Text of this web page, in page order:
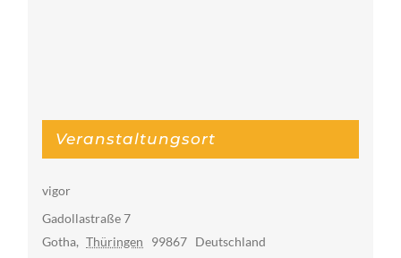
Veranstaltungsort
vigor
Gadollastraße 7
Gotha, Thüringen 99867 Deutschland